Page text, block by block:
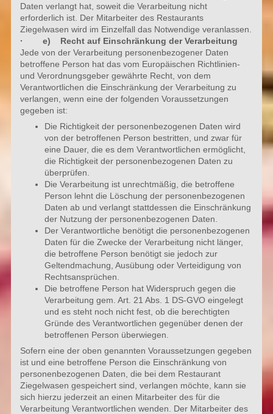
Daten verlangt hat, soweit die Verarbeitung nicht
erforderlich ist. Der Mitarbeiter des Restaurants
Ziegelwasen wird im Einzelfall das Notwendige veranlassen.
· e) Recht auf Einschränkung der Verarbeitung
Jede von der Verarbeitung personenbezogener Daten
betroffene Person hat das vom Europäischen Richtlinien-
und Verordnungsgeber gewährte Recht, von dem
Verantwortlichen die Einschränkung der Verarbeitung zu
verlangen, wenn eine der folgenden Voraussetzungen
gegeben ist:
Die Richtigkeit der personenbezogenen Daten wird
von der betroffenen Person bestritten, und zwar für
eine Dauer, die es dem Verantwortlichen ermöglicht,
die Richtigkeit der personenbezogenen Daten zu
überprüfen.
Die Verarbeitung ist unrechtmäßig, die betroffene
Person lehnt die Löschung der personenbezogenen
Daten ab und verlangt stattdessen die Einschränkung
der Nutzung der personenbezogenen Daten.
Der Verantwortliche benötigt die personenbezogenen
Daten für die Zwecke der Verarbeitung nicht länger,
die betroffene Person benötigt sie jedoch zur
Geltendmachung, Ausübung oder Verteidigung von
Rechtsansprüchen.
Die betroffene Person hat Widerspruch gegen die
Verarbeitung gem. Art. 21 Abs. 1 DS-GVO eingelegt
und es steht noch nicht fest, ob die berechtigten
Gründe des Verantwortlichen gegenüber denen der
betroffenen Person überwiegen.
Sofern eine der oben genannten Voraussetzungen gegeben
ist und eine betroffene Person die Einschränkung von
personenbezogenen Daten, die bei dem Restaurant
Ziegelwasen gespeichert sind, verlangen möchte, kann sie
sich hierzu jederzeit an einen Mitarbeiter des für die
Verarbeitung Verantwortlichen wenden. Der Mitarbeiter des